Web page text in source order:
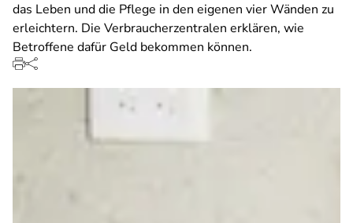
das Leben und die Pflege in den eigenen vier Wänden zu
erleichtern. Die Verbraucherzentralen erklären, wie
Betroffene dafür Geld bekommen können.